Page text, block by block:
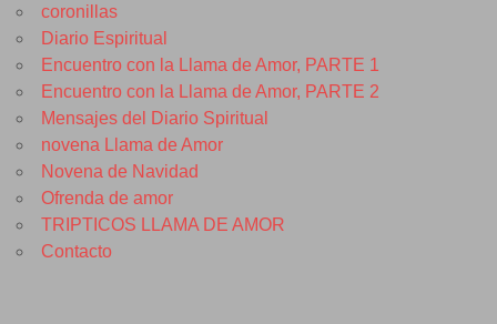
coronillas
Diario Espiritual
Encuentro con la Llama de Amor, PARTE 1
Encuentro con la Llama de Amor, PARTE 2
Mensajes del Diario Spiritual
novena Llama de Amor
Novena de Navidad
Ofrenda de amor
TRIPTICOS LLAMA DE AMOR
Contacto